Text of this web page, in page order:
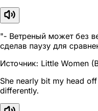
"- Ветреный может без
сделав паузу для
Источник: Little Women
She nearly bit my head
differently.